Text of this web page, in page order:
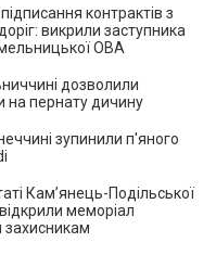
контрактів з
викрили заступника
ОВА
дозволили
на пернату дичину
зупинили п'яного
Кам’янець-Подільської
меморіал
захисникам